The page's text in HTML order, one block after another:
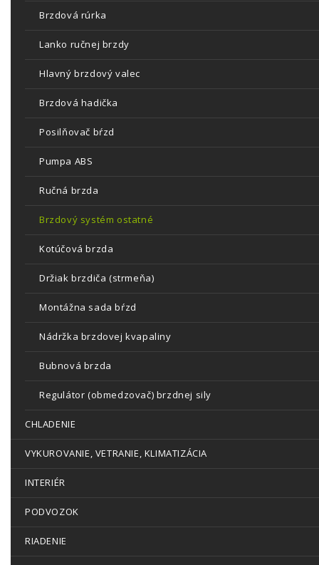
Brzdová rúrka
Lanko ručnej brzdy
Hlavný brzdový valec
Brzdová hadička
Posilňovač bŕzd
Pumpa ABS
Ručná brzda
Brzdový systém ostatné
Kotúčová brzda
Držiak brzdiča (strmeňa)
Montážna sada bŕzd
Nádržka brzdovej kvapaliny
Bubnová brzda
Regulátor (obmedzovač) brzdnej sily
CHLADENIE
VYKUROVANIE, VETRANIE, KLIMATIZÁCIA
INTERIÉR
PODVOZOK
RIADENIE